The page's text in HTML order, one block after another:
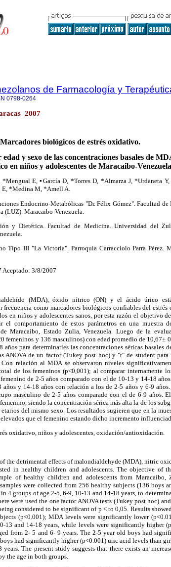
de Farmacología y
0798-0264
2007
Marcadores biológicos de estrés oxidativo.
y sexo de las concentraciones basales de
en niños y adolescentes de Maracaibo-Venezuela
E, ▪García D, *Torres D, *Almarza J, *Urdaneta
E, *Medina M, *Amell A.
Endocrino-Metabólicas "Dr. Félix Gómez". Facultad de
(LUZ). Maracaibo-Venezuela.
y Dietética. Facultad de Medicina. Universidad del
Tipo III "La Victoria". Parroquia Carracciolo Parra Pérez.
3/8/2007
(MDA), óxido nítrico (ON) y el ácido úrico
frecuencia como marcadores biológicos confiables del estrés
en niños y adolescentes sanos, por esta razón el objetivo
el comportamiento de estos parámetros en una muestra
de Maracaibo, Estado Zulia, Venezuela. Luego de la
femeninos y 136 masculinos) con edad promedio de 10,67±
años para determinarles las concentraciones séricas
ANOVA de un factor (Tukey post hoc) y "t" de student
relación al MDA se observaron niveles
de los femeninos (p<0,001); al comparar internamente
de 2-5 años comparado con el de 10-13 y 14-18
años y 14-18 años con relación a los de 2-5 años y 6-9
masculino de 2-5 años comparado con el de 6-9 años.
siendo la concentración sérica más alta la de los
del mismo sexo. Los resultados sugieren que en la
que el femenino estando dicho incremento
oxidativo, niños y adolescentes, oxidación/antioxidación.
the detrimental effects of malondialdehyde (MDA), nitric
in healthy children and adolescents. The objective of
of healthy children and adolescents from
were collected from 256 healthy subjects (136 boys
4 groups of age 2-5, 6-9, 10-13 and 14-18 years, to
were used the one factor ANOVA tests (Tukey post hoc)
considered to be significant of p < to 0,05. Results
(p<0.001); MDA levels were significantly lower
13 and 14-18 years, while levels were significantly higher
from 2- 5 and 6- 9 years. The 2-5 year old boys had
had significantly higher (p<0.001) uric acid levels than
years. The present study suggests that there exists an
the age in both groups.